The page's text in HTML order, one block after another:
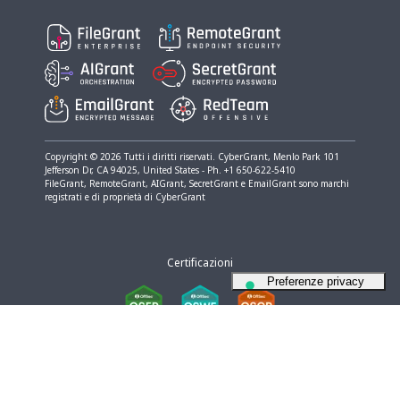
Copyright © 2026 Tutti i diritti riservati. CyberGrant, Menlo Park​ 101
Jefferson Dr, CA 94025, United States - Ph. +1 650-622-5410
FileGrant, RemoteGrant, AIGrant, SecretGrant e EmailGrant sono marchi
registrati e di proprietà di CyberGrant
Certificazioni